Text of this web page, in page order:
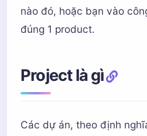
nào đó, hoặc bạn vào
đúng 1 product.
Project là gì
Các dự án, theo định